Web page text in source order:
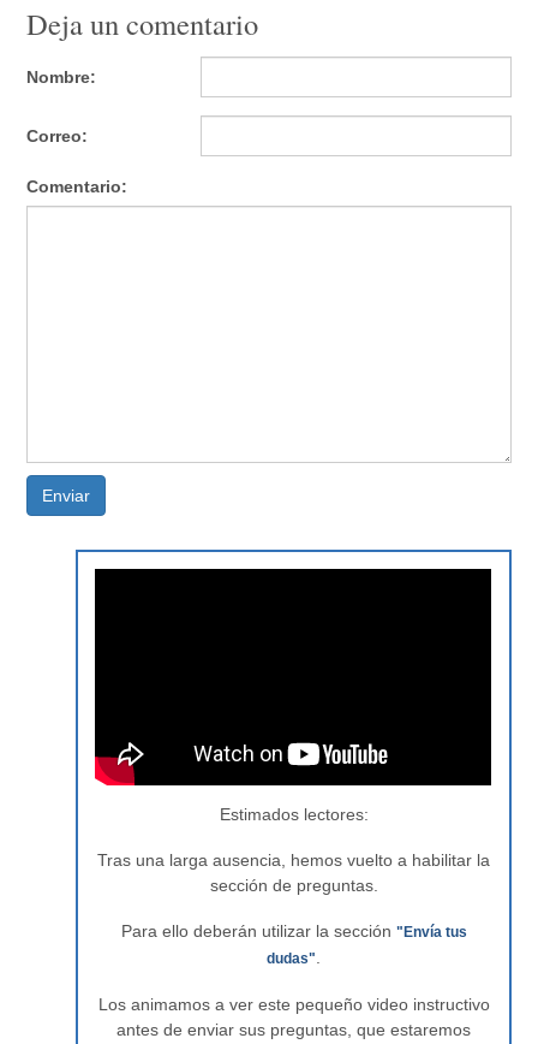
Deja un comentario
Nombre:
Correo:
Comentario:
Enviar
Estimados lectores:
Tras una larga ausencia, hemos vuelto a habilitar la
sección de preguntas.
Para ello deberán utilizar la sección "Envía tus
dudas"
Los animamos a ver este pequeño video instructivo
antes de enviar sus preguntas, que estaremos